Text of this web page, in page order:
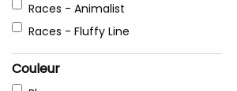
Races - Animalist
Races - Fluffy Line
Couleur